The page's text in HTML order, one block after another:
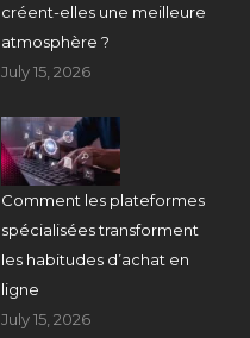
créent-elles une meilleure
atmosphère ?
July 15, 2026
Comment les plateformes
spécialisées transforment
les habitudes d’achat en
ligne
July 15, 2026